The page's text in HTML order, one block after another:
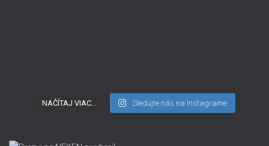
NAČÍTAJ VIAC... Sledujte nás na Instagrame